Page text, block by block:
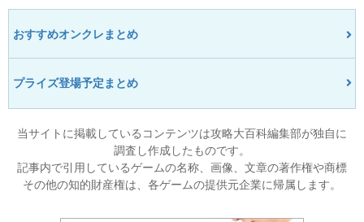
おすすめオンクレまとめ
プライズ登場予定まとめ
当サイトに掲載しているコンテンツは攻略大百科編集部が独自に
調査し作成したものです。
記事内で引用しているゲームの名称、画像、文章の著作権や商標
その他の知的財産権は、各ゲームの提供元企業に帰属します。